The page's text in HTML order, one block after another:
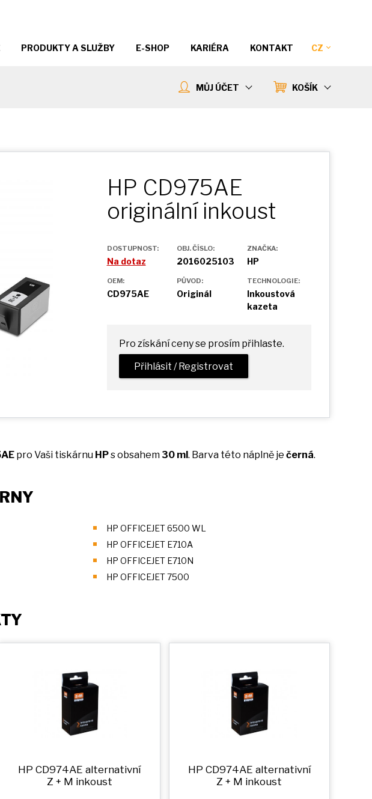
CZ
PRODUKTY A SLUŽBY E-SHOP KARIÉRA KONTAKT
KOŠÍK
MŮJ ÚČET
HP CD975AE
originální inkoust
DOSTUPNOST:
Na dotaz
OBJ. ČÍSLO:
2016025103
ZNAČKA:
HP
OEM:
CD975AE
PŮVOD:
Originál
TECHNOLOGIE:
Inkoustová
kazeta
Pro získání ceny se prosím přihlaste.
Přihlásit / Registrovat
pro Vaši tiskárnu HPsobsahem30 ml. Barva této náplně je černá.
HP OFFICEJET 6500 WL
HP OFFICEJET E710A
HP OFFICEJET E710N
HP OFFICEJET 7500
HP CD974AE alternativní
Z + M inkoust
HP CD974AE alternativní
Z + M inkoust